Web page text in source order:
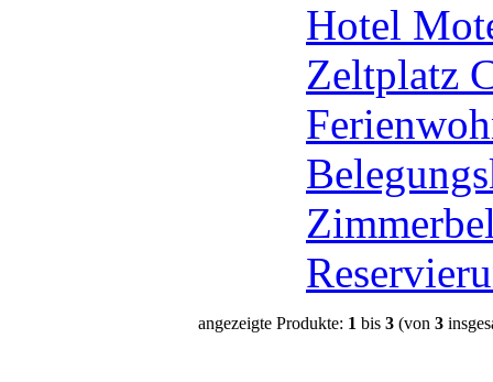
Hotel
Zeltplatz
angezeigte Produkte: 1 bis 3 (von 3